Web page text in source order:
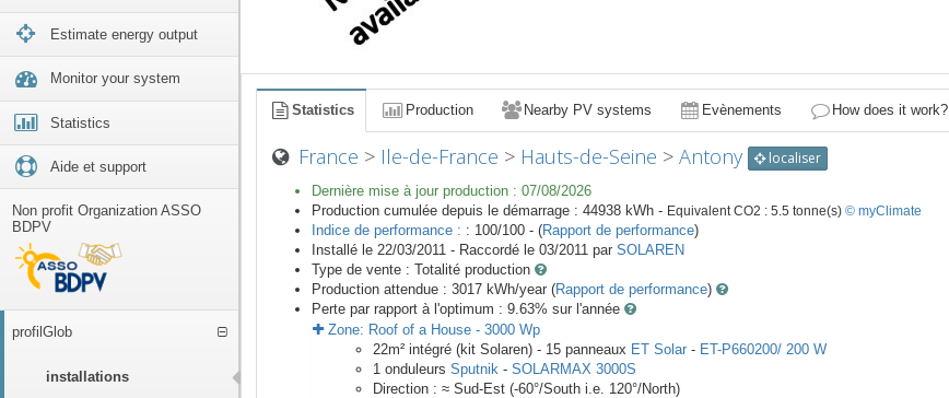
Estimate energy output
Monitor your system
Statistics
Aide et support
Non profit Organization ASSO
BDPV
profilGlob
installations
Statistics Production Nearby PV systems Evènements How does it work?
France > Ile-de-France > Hauts-de-Seine >Antony localiser
Dernière mise à jour production : 07/08/2026
Production cumulée depuis le démarrage : 44938 kWh - Equivalent CO2 : 5.5 tonne(s) © myClimate
Indice de performance : : 100/100 - (Rapport de performance)
Installé le 22/03/2011 - Raccordé le 03/2011 par SOLAREN
Type de vente : Totalité production
Production attendue : 3017 kWh/year (Rapport de performance)
Perte par rapport à l'optimum : 9.63% sur l'année
Zone: Roof of a House - 3000 Wp
22m² intégré (kit Solaren) - 15 panneaux ET Solar - ET-P660200/ 200 W
1 onduleurs Sputnik - SOLARMAX 3000S
Direction : ≈ Sud-Est (-60°/South i.e. 120°/North)